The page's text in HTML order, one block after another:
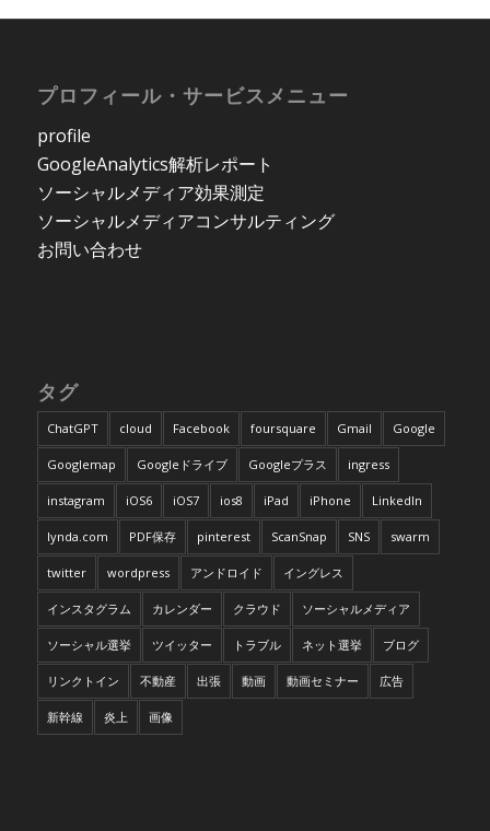
プロフィール・サービスメニュー
profile
GoogleAnalytics解析レポート
ソーシャルメディア効果測定
ソーシャルメディアコンサルティング
お問い合わせ
タグ
ChatGPT cloud Facebook foursquare Gmail Google
Googlemap Googleドライブ Googleプラス ingress
instagram iOS6 iOS7 ios8 iPad iPhone LinkedIn
lynda.com PDF保存 pinterest ScanSnap SNS swarm
twitter wordpress アンドロイド イングレス
インスタグラム カレンダー クラウド ソーシャルメディア
ソーシャル選挙 ツイッター トラブル ネット選挙 ブログ
リンクトイン 不動産 出張 動画 動画セミナー 広告
新幹線 炎上 画像